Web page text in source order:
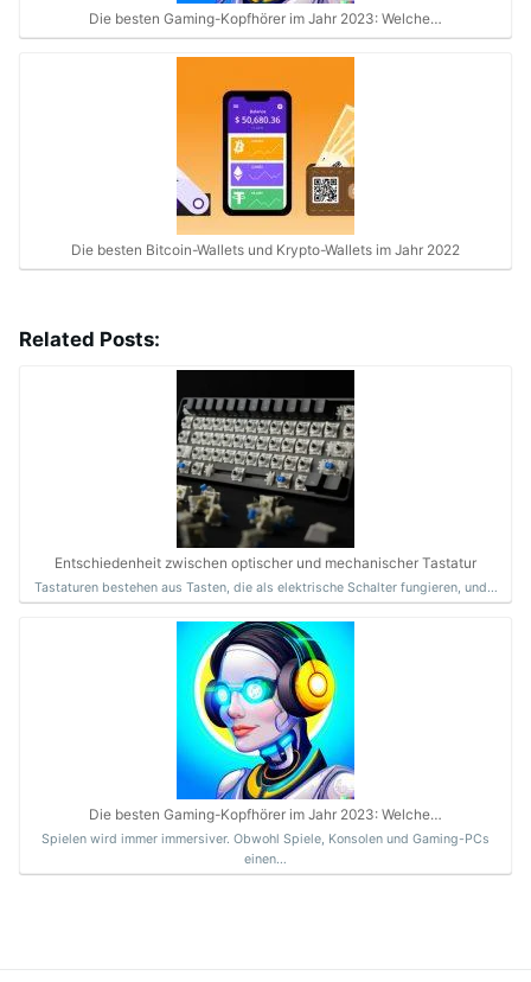
Die besten Gaming-Kopfhörer im Jahr 2023: Welche…
Die besten Bitcoin-Wallets und Krypto-Wallets im Jahr 2022
Related Posts:
Entschiedenheit zwischen optischer und mechanischer Tastatur
Tastaturen bestehen aus Tasten, die als elektrische Schalter fungieren, und…
Die besten Gaming-Kopfhörer im Jahr 2023: Welche…
Spielen wird immer immersiver. Obwohl Spiele, Konsolen und Gaming-PCs
einen…